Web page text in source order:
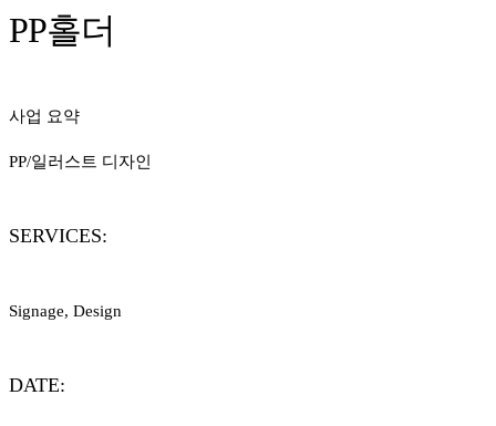
PP홀더
사업 요약
PP/일러스트 디자인
SERVICES:
Signage, Design
DATE: